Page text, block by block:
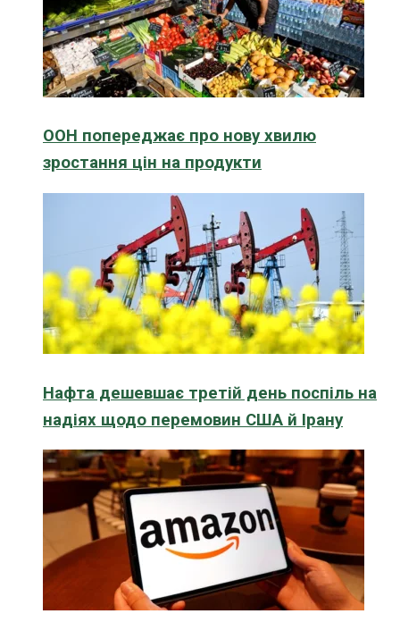
ООН попереджає про нову хвилю
зростання цін на продукти
Нафта дешевшає третій день поспіль на
надіях щодо перемовин США й Ірану